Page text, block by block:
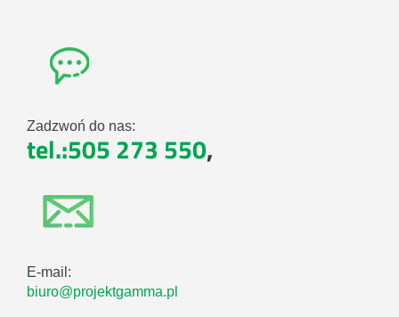
Zadzwoń do nas:
tel.:505 273 550,
E-mail:
biuro@projektgamma.pl